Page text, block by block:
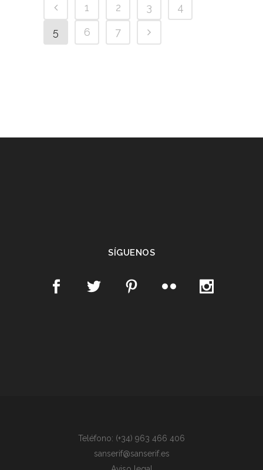
1 2 3
4
5
6 7
SÍGUENOS
Teléfono: (+34) 963 466 406
sanserif@sanserif.es